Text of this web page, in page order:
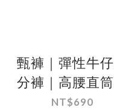
甄褲｜彈性牛
分褲｜高腰直筒
台灣製造（
NT$690